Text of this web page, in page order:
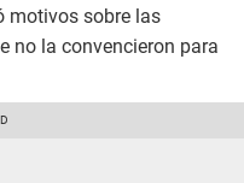
motivos sobre las
no la convencieron para